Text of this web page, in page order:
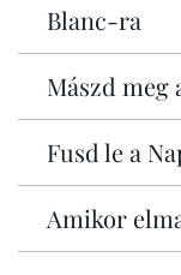
Blanc-ra
Mászd meg
Fusd le a
Amikor